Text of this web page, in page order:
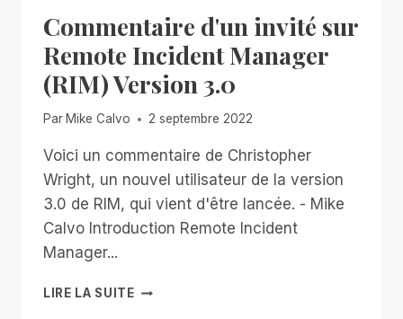
Commentaire d'un invité sur
Remote Incident Manager
(RIM) Version 3.0
Par Mike Calvo 2 septembre 2022
Voici un commentaire de Christopher
Wright, un nouvel utilisateur de la version
3.0 de RIM, qui vient d'être lancée. - Mike
Calvo Introduction Remote Incident
Manager...
LIRE LA SUITECOMMENTAIRE